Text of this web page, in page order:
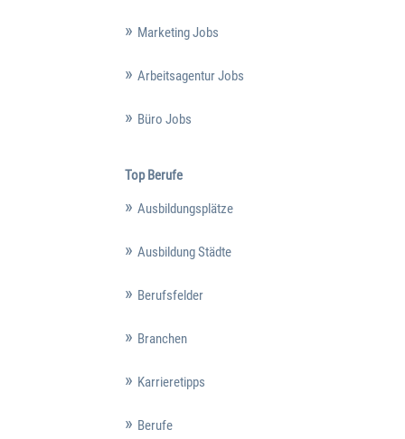
Marketing Jobs
Arbeitsagentur Jobs
Büro Jobs
Top Berufe
Ausbildungsplätze
Ausbildung Städte
Berufsfelder
Branchen
Karrieretipps
Berufe